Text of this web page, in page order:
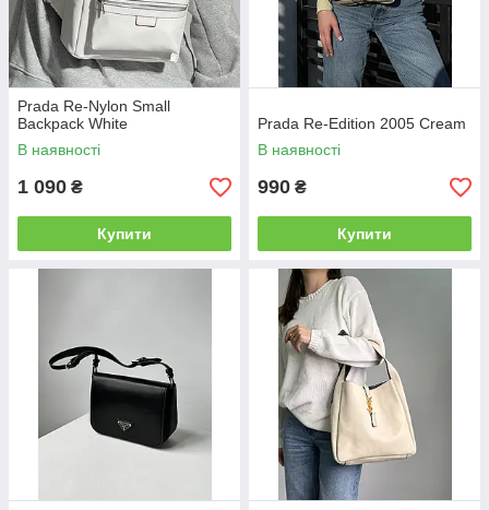
Prada Re-Nylon Small
Backpack White
В наявності
1 090 ₴
Купити
Prada Re-Edition 2005 Cream
В наявності
990 ₴
Купити